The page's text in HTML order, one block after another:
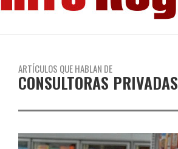
ARTÍCULOS QUE HABLAN DE
CONSULTORAS PRIVADAS